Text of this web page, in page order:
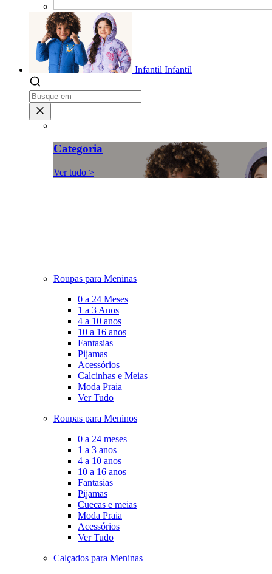
Infantil Infantil
Categoria
Ver tudo >
Roupas para Meninas
0 a 24 Meses
1 a 3 Anos
4 a 10 anos
10 a 16 anos
Fantasias
Pijamas
Acessórios
Calcinhas e Meias
Moda Praia
Ver Tudo
Roupas para Meninos
0 a 24 meses
1 a 3 anos
4 a 10 anos
10 a 16 anos
Fantasias
Pijamas
Cuecas e meias
Moda Praia
Acessórios
Ver Tudo
Calçados para Meninas